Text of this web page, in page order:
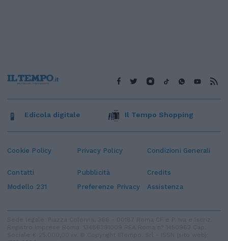
Cookie Policy Privacy Policy Condizioni Generali
Contatti Pubblicità
Credits
Modello 231
Preferenze Privacy Assistenza
Edicola digitale Il Tempo Shopping